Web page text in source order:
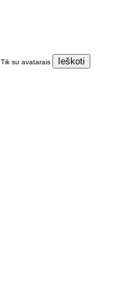
Tik su avatarais